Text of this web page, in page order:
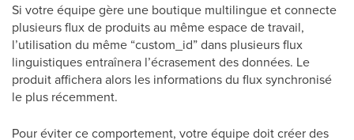
Si votre équipe gère une boutique multilingue et connecte
plusieurs flux de produits au même espace de travail,
l’utilisation du même “custom_id” dans plusieurs flux
linguistiques entraînera l’écrasement des données. Le
produit affichera alors les informations du flux synchronisé
le plus récemment.
Pour éviter ce comportement, votre équipe doit créer des